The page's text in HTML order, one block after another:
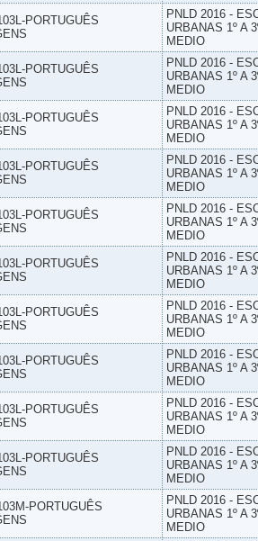
PORTUGUÊS
PNLD 2016 -
URBANAS 1º A
MEDIO
PORTUGUÊS
PNLD 2016 -
URBANAS 1º A
MEDIO
PORTUGUÊS
PNLD 2016 -
URBANAS 1º A
MEDIO
PORTUGUÊS
PNLD 2016 -
URBANAS 1º A
MEDIO
PORTUGUÊS
PNLD 2016 -
URBANAS 1º A
MEDIO
PORTUGUÊS
PNLD 2016 -
URBANAS 1º A
MEDIO
PORTUGUÊS
PNLD 2016 -
URBANAS 1º A
MEDIO
PORTUGUÊS
PNLD 2016 -
URBANAS 1º A
MEDIO
PORTUGUÊS
PNLD 2016 -
URBANAS 1º A
MEDIO
PORTUGUÊS
PNLD 2016 -
URBANAS 1º A
MEDIO
PORTUGUÊS
PNLD 2016 -
URBANAS 1º A
MEDIO